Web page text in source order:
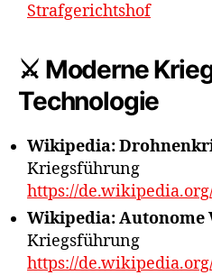
Strafgerichtshof
⚔️ Moderne
Technologie
Wikipedia:
Kriegsführung
https://
Wikipedia: Autonome
Kriegsführung
https://